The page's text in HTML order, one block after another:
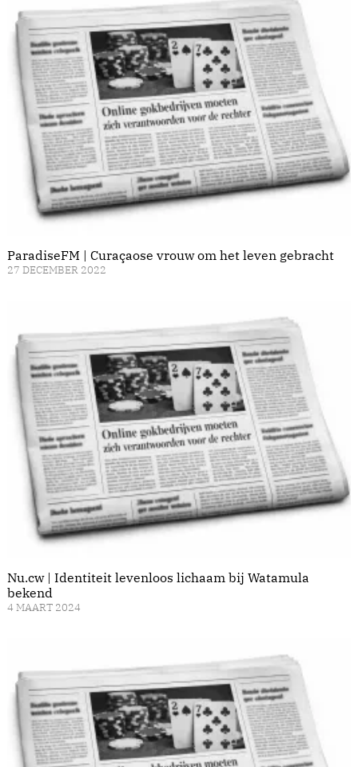
ParadiseFM | Curaçaose vrouw om het leven gebracht
27 DECEMBER 2022
Nu.cw | Identiteit levenloos lichaam bij Watamula
bekend
4 MAART 2024